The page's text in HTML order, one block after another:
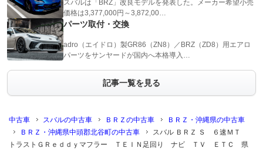
スバルは「BRZ」改良モデルを発表した。メーカー希望小売
価格は3,377,000円～3,872,00…
パーツ取付・交換
adro（エイドロ）製GR86（ZN8）／BRZ（ZD8）用エアロ
パーツをサンヤードが国内へ本格導入…
記事一覧を見る
中古車 スバルの中古車 ＢＲＺの中古車
ＢＲＺ・沖縄県の中古車
ＢＲＺ・沖縄県中頭郡北谷町の中古車
スバル ＢＲＺ Ｓ ６速ＭＴ
トラストＧＲｅｄｄｙマフラー ＴＥＩＮ足回り ナビ ＴＶ ＥＴＣ 県